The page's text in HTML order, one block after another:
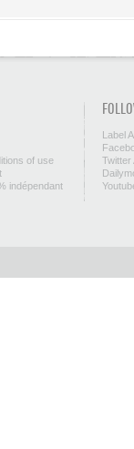
of use
indépendant
Label
Twitter